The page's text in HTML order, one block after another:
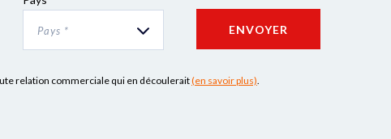
Pays * ENVOYER
relation commerciale qui en découlerait(en savoir plus).